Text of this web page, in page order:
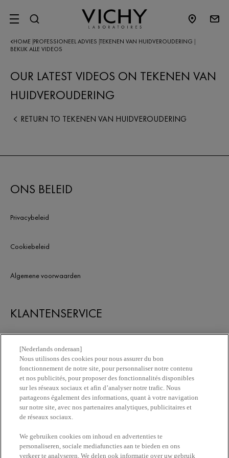
SITE MENU
HOME PROFESSIONEEL ADVIES TEKENEN VAN HUIDVEROUDERING
BEKIJK ALLE VIDEOS
OUR LATEST VIDEOS ON TEKENEN VAN
HUIDVEROUDERING
RETURN TO TEKENEN VAN HUIDVEROUDERING
ONS BELEID
Privacybeleid
Cookiebeleid
Algemene voorwaarden
KLANTENSERVICE
Vind een apotheek
ERetailer List
[Nederlands onderaan]
Nous utilisons des cookies pour nous assurer du bon
fonctionnement de notre site, pour personnaliser notre contenu
et nos publicités, pour proposer des fonctionnalités disponibles
sur les réseaux sociaux et afin d’analyser notre trafic. Nous
partageons également des informations, quant à votre navigation
sur notre site, avec nos partenaires analytiques, publicitaires et
de réseaux sociaux.
We gebruiken cookies om inhoud en advertenties te
personaliseren, sociale mediafuncties aan te bieden en ons
verkeer te analyseren. We delen ook informatie over uw gebruik